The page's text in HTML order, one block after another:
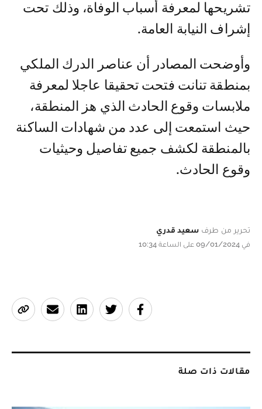
تشريحها لمعرفة أسباب الوفاة، وذلك تحت
إشراف النيابة العامة.
وأوضحت المصادر أن عناصر الدرك الملكي
بمنطقة تنانت فتحت تحقيقا عاجلا لمعرفة
ملابسات وقوع الحادث الذي هز المنطقة،
حيث استمعت إلى عدد من شهادات الساكنة
بالمنطقة لكشف جميع تفاصيل وحيثيات
وقوع الحادث.
تحرير من طرف سعيد قدري
في 09/01/2024 على الساعة 10:34
مقالات ذات صلة